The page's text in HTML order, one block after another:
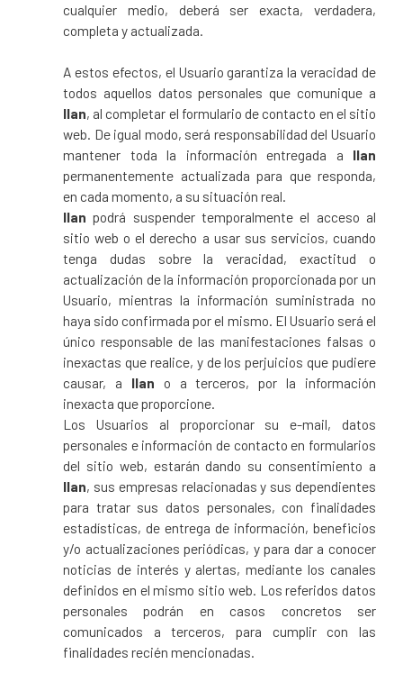
cualquier medio, deberá ser exacta, verdadera,
completa y actualizada.
A estos efectos, el Usuario garantiza la veracidad de
todos aquellos datos personales que comunique a
Ilan, al completar el formulario de contacto en el sitio
web. De igual modo, será responsabilidad del Usuario
mantener toda la información entregada a Ilan
permanentemente actualizada para que responda,
en cada momento, a su situación real.
Ilan podrá suspender temporalmente el acceso al
sitio web o el derecho a usar sus servicios, cuando
tenga dudas sobre la veracidad, exactitud o
actualización de la información proporcionada por un
Usuario, mientras la información suministrada no
haya sido confirmada por el mismo. El Usuario será el
único responsable de las manifestaciones falsas o
inexactas que realice, y de los perjuicios que pudiere
causar, a Ilan o a terceros, por la información
inexacta que proporcione.
Los Usuarios al proporcionar su e-mail, datos
personales e información de contacto en formularios
del sitio web, estarán dando su consentimiento a
Ilan, sus empresas relacionadas y sus dependientes
para tratar sus datos personales, con finalidades
estadísticas, de entrega de información, beneficios
y/o actualizaciones periódicas, y para dar a conocer
noticias de interés y alertas, mediante los canales
definidos en el mismo sitio web. Los referidos datos
personales podrán en casos concretos ser
comunicados a terceros, para cumplir con las
finalidades recién mencionadas.